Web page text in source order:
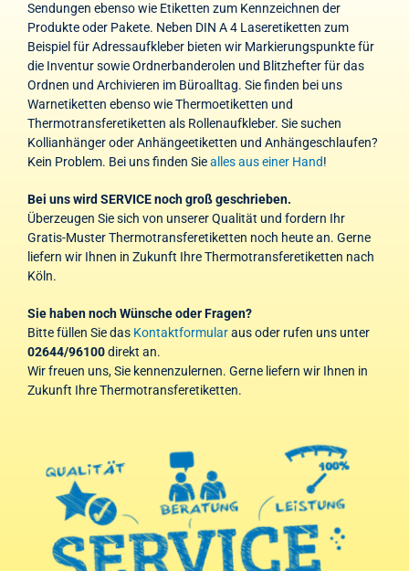
Sendungen ebenso wie Etiketten zum Kennzeichnen der
Produkte oder Pakete. Neben DIN A 4 Laseretiketten zum
Beispiel für Adressaufkleber bieten wir Markierungspunkte für
die Inventur sowie Ordnerbanderolen und Blitzhefter für das
Ordnen und Archivieren im Büroalltag. Sie finden bei uns
Warnetiketten ebenso wie Thermoetiketten und
Thermotransferetiketten als Rollenaufkleber. Sie suchen
Kollianhänger oder Anhängeetiketten und Anhängeschlaufen?
Kein Problem. Bei uns finden Siealles aus einer Hand!
Bei uns wird SERVICE noch groß geschrieben.
Überzeugen Sie sich von unserer Qualität und fordern Ihr
Gratis-Muster Thermotransferetiketten noch heute an. Gerne
liefern wir Ihnen in Zukunft Ihre Thermotransferetiketten nach
Köln.
Sie haben noch Wünsche oder Fragen?
Bitte füllen Sie das Kontaktformularaus oder rufen uns unter
02644/96100direkt an.
Wir freuen uns, Sie kennenzulernen. Gerne liefern wir Ihnen in
Zukunft Ihre Thermotransferetiketten.